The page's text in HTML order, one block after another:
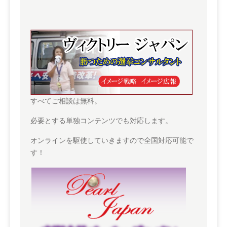
すべてご相談は無料。
必要とする単独コンテンツでも対応します。
オンラインを駆使していきますので全国対応可能で
す！